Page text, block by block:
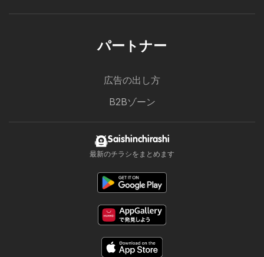
パートナー
広告の出し方
B2Bゾーン
Saishinchirashi
最新のチラシをまとめます